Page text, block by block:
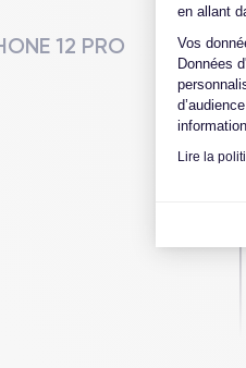
en allant
Vos
Données
Lire la
12 PRO